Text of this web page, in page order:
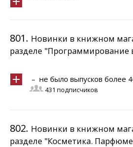
801. Новинки в книжном
разделе "Программирование
– не было выпусков более
431 подписчиков
802. Новинки в книжном
разделе "Косметика.